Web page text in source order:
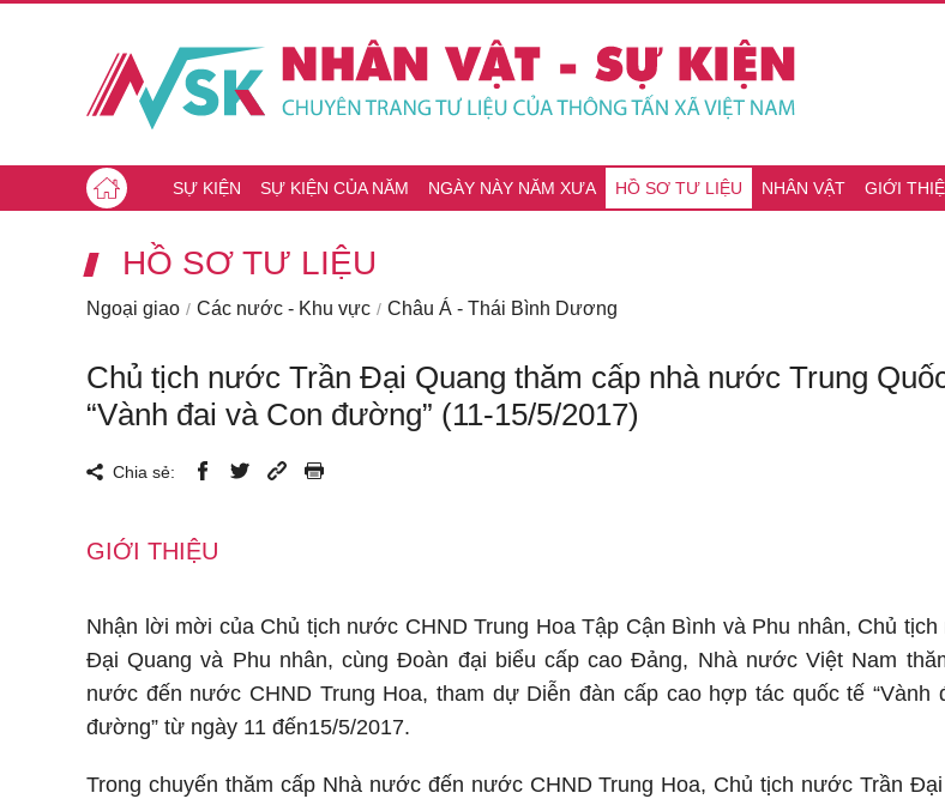
SỰ KIỆN SỰ KIỆN CỦA NĂM NGÀY NÀY NĂM XƯA HỒ SƠ TƯ LIỆU NHÂN VẬT GIỚI
HỒ SƠ TƯ LIỆU
Ngoại giao Các nước - Khu vực Châu Á - Thái Bình Dương
Chủ tịch nước Trần Đại Quang thăm cấp nhà nước Trung
“Vành đai và Con đường” (11-15/5/2017)
Chia sẻ:
GIỚI THIỆU
Nhận lời mời của Chủ tịch nước CHND Trung Hoa Tập Cận Bình và Phu nhân, Chủ
Đại Quang và Phu nhân, cùng Đoàn đại biểu cấp cao Đảng, Nhà nước Việt Nam
nước đến nước CHND Trung Hoa, tham dự Diễn đàn cấp cao hợp tác quốc tế “Vành
đường” từ ngày 11 đến15/5/2017.
Trong chuyến thăm cấp Nhà nước đến nước CHND Trung Hoa, Chủ tịch nước Trần